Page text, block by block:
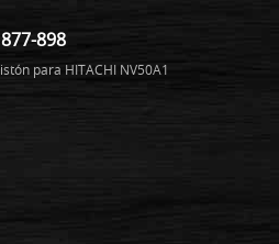
877-898
para HITACHI NV50A1